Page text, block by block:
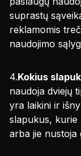
suprastų
reklamomis
naudojimo
4.Kokius
naudoja dviejų
yra laikini ir
slapukus, kurie
arba jie nustoja